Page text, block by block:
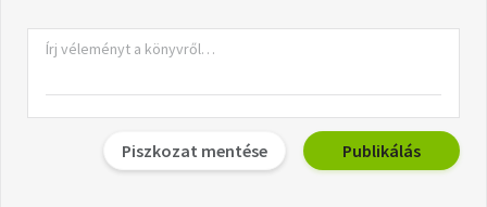
Piszkozat mentése Publikálás